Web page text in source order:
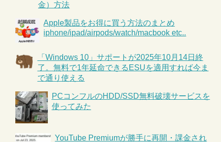
金）方法
Apple製品をお得に買う方法のまとめ
iphone/ipad/airpods/watch/macbook etc..
「Windows 10」サポートが2025年10月14日終
了。無料で1年延命できるESUを適用すれば今ま
で通り使える
PCコンフルのHDD/SSD無料破壊サービスを
使ってみた
YouTube Premiumが勝手に再開・課金され